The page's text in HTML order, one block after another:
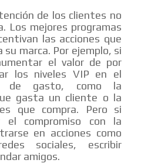
de los clientes no
Los mejores programas
las acciones que
marca. Por ejemplo, si
el valor de por
los niveles VIP en el
de gasto, como la
gasta un cliente o la
que compra. Pero si
el compromiso con la
en acciones como
sociales, escribir
amigos.